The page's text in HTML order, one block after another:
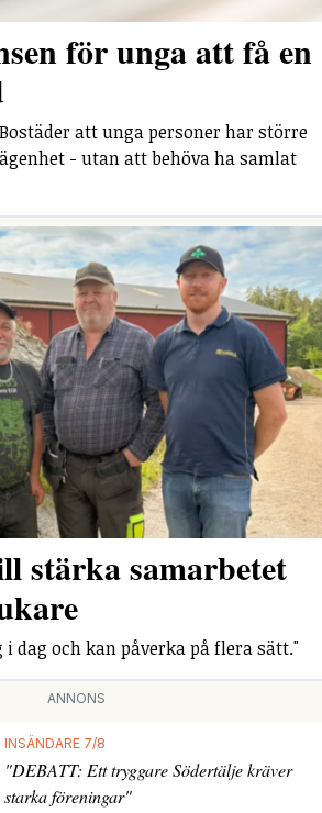
för unga att få en
att unga personer har större
- utan att behöva ha samlat
stärka samarbetet
dag och kan påverka på flera sätt."
ANNONS
INSÄNDARE 7/8
"DEBATT: Ett tryggare Södertälje kräver
starka föreningar"